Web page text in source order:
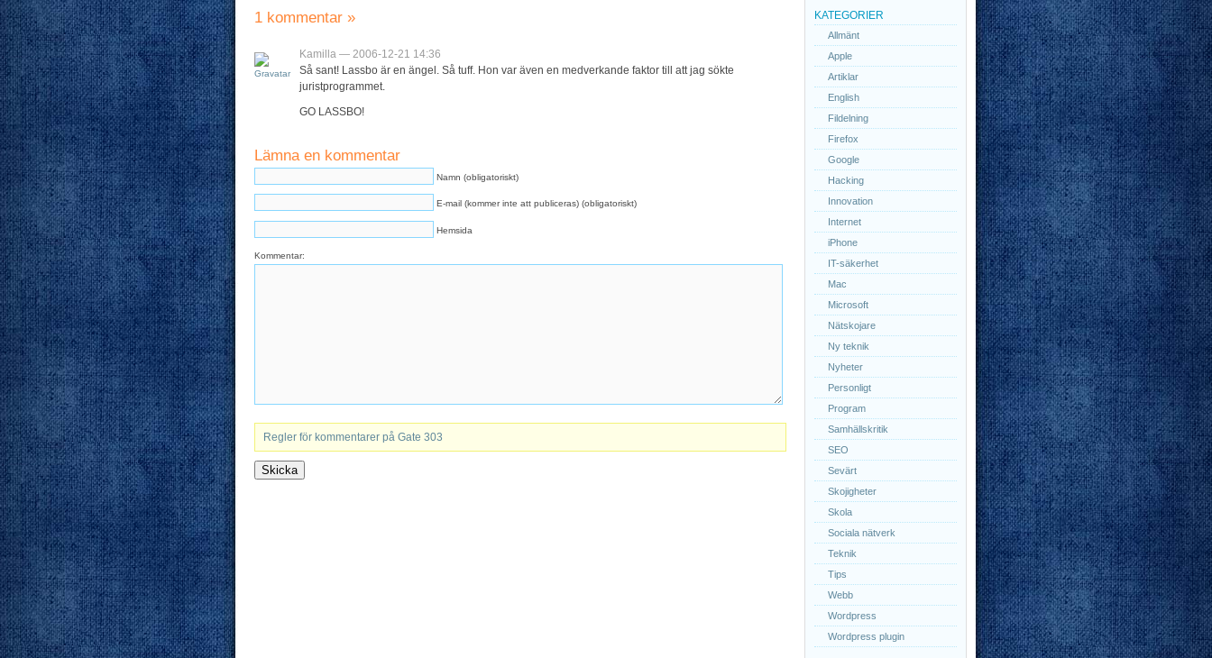
1 kommentar »
Kamilla — 2006-12-21 14:36
Så sant! Lassbo är en ängel. Så tuff. Hon var även en medverkande faktor till att jag sökte
juristprogrammet.
GO LASSBO!
Lämna en kommentar
Namn (obligatoriskt)
E-mail (kommer inte att publiceras) (obligatoriskt)
Hemsida
Kommentar:
Regler för kommentarer på Gate 303
KATEGORIER
Allmänt
Apple
Artiklar
English
Fildelning
Firefox
Google
Hacking
Innovation
Internet
iPhone
IT-säkerhet
Mac
Microsoft
Nätskojare
Ny teknik
Nyheter
Personligt
Program
Samhällskritik
SEO
Sevärt
Skojigheter
Skola
Sociala nätverk
Teknik
Tips
Webb
Wordpress
Wordpress plugin